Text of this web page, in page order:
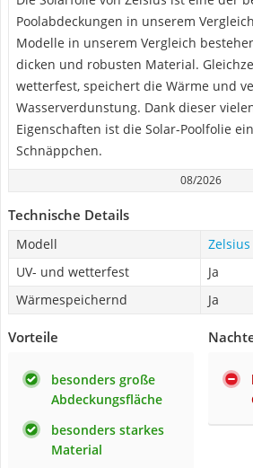
Poolabdeckungen in unserem
Modelle in unserem Vergleich
dicken und robusten Material.
wetterfest, speichert die Wärme und
Wasserverdunstung. Dank dieser
Eigenschaften ist die Solar-Poolfolie
Schnäppchen.
08/2026
Technische Details
Modell
‎Zelsius
UV- und wetterfest
Ja
Wärmespeichernd
Ja
Vorteile
besonders große
Abdeckungsfläche
besonders starkes
Material